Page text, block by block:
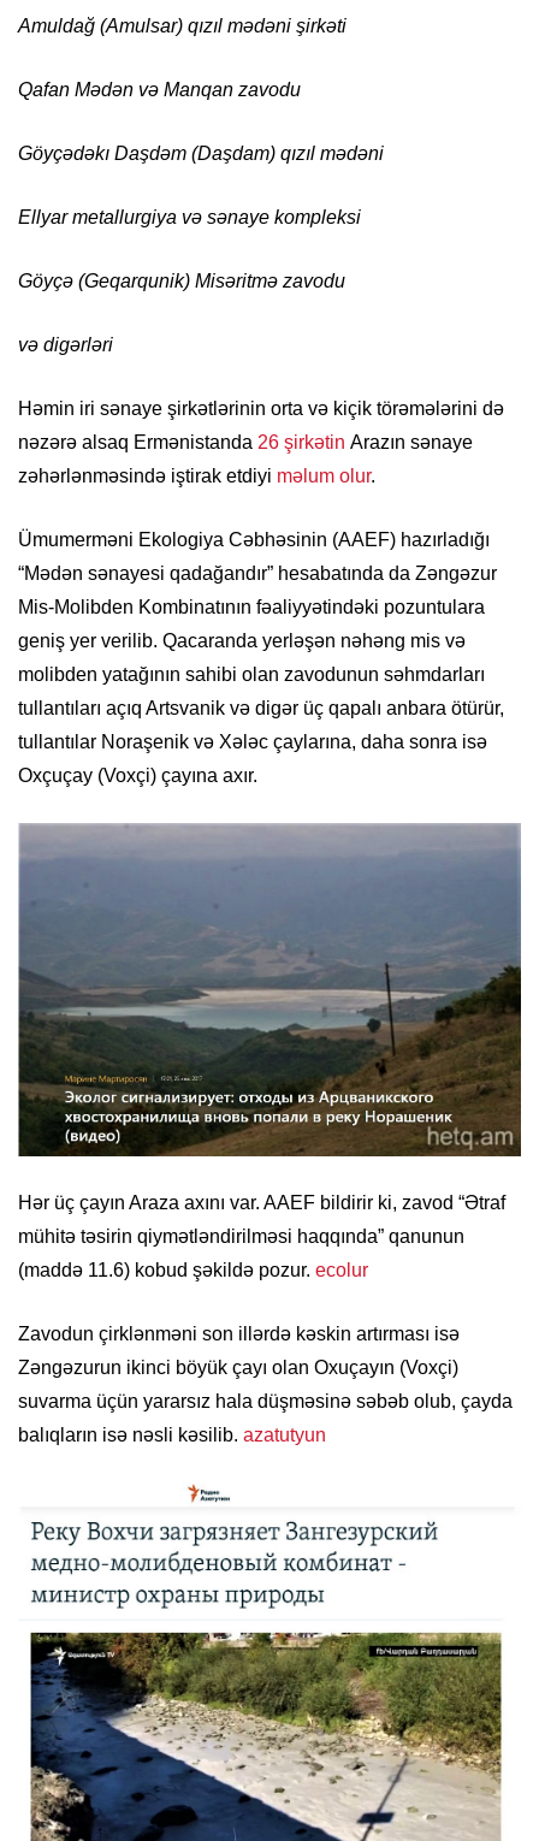
Amuldağ (Amulsar) qızıl mədəni şirkəti
Qafan Mədən və Manqan zavodu
Göyçədəkı Daşdəm (Daşdam) qızıl mədəni
Ellyar metallurgiya və sənaye kompleksi
Göyçə (Geqarqunik) Misəritmə zavodu
və digərləri
Həmin iri sənaye şirkətlərinin orta və kiçik törəmələrini də
nəzərə alsaq Ermənistanda 26 şirkətin Arazın sənaye
zəhərlənməsində iştirak etdiyi məlum olur.
Ümumerməni Ekologiya Cəbhəsinin (AAEF) hazırladığı
“Mədən sənayesi qadağandır” hesabatında da Zəngəzur
Mis-Molibden Kombinatının fəaliyyətindəki pozuntulara
geniş yer verilib. Qacaranda yerləşən nəhəng mis və
molibden yatağının sahibi olan zavodunun səhmdarları
tullantıları açıq Artsvanik və digər üç qapalı anbara ötürür,
tullantılar Noraşenik və Xələc çaylarına, daha sonra isə
Oxçuçay (Voxçi) çayına axır.
Hər üç çayın Araza axını var. AAEF bildirir ki, zavod “Ətraf
mühitə təsirin qiymətləndirilməsi haqqında” qanunun
(maddə 11.6) kobud şəkildə pozur. ecolur
Zavodun çirklənməni son illərdə kəskin artırması isə
Zəngəzurun ikinci böyük çayı olan Oxuçayın (Voxçi)
suvarma üçün yararsız hala düşməsinə səbəb olub, çayda
balıqların isə nəsli kəsilib. azatutyun